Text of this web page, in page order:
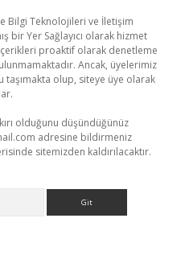
Bilgi Teknolojileri ve İletişim
bir Yer Sağlayıcı olarak hizmet
proaktif olarak denetleme
Ancak, üyelerimiz
taşımakta olup, siteye üye olarak
olduğunu düşündüğünüz
adresine bildirmeniz
sitemizden kaldırılacaktır.